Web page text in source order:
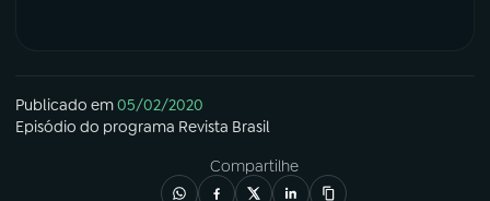
Publicado em05/02/2020
Episódio do programa Revista Brasil
Compartilhe